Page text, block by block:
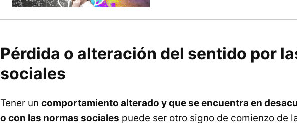
Pérdida o alteración del sentido por
sociales
Tener un comportamiento alterado y que se encuentra en
o con las normas sociales puede ser otro signo de comienzo de